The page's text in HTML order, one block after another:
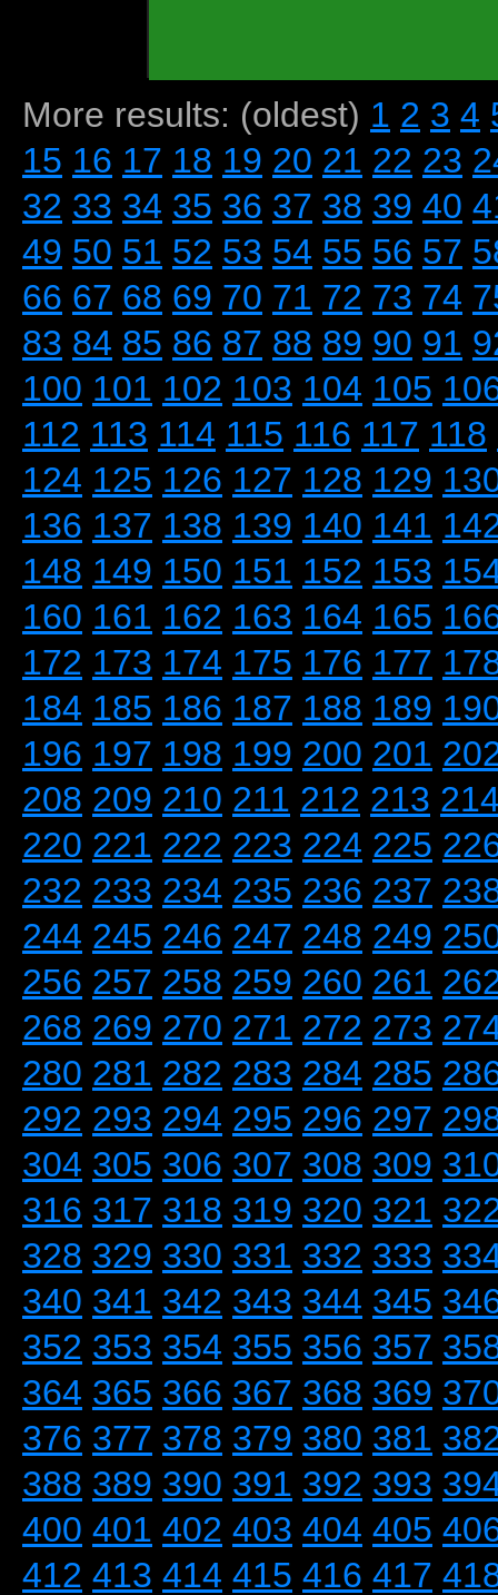
More results: (oldest) 1 2 3 4
15 16 17 18 19 20 21 22 23
32 33 34 35 36 37 38 39 40
49 50 51 52 53 54 55 56 57
66 67 68 69 70 71 72 73 74
83 84 85 86 87 88 89 90 91
100 101 102 103 104 105
112 113 114 115 116 117 118
124 125 126 127 128 129
136 137 138 139 140 141
148 149 150 151 152 153
160 161 162 163 164 165
172 173 174 175 176 177
184 185 186 187 188 189
196 197 198 199 200 201
208 209 210 211 212 213
220 221 222 223 224 225
232 233 234 235 236 237
244 245 246 247 248 249
256 257 258 259 260 261
268 269 270 271 272 273
280 281 282 283 284 285
292 293 294 295 296 297
304 305 306 307 308 309
316 317 318 319 320 321
328 329 330 331 332 333
340 341 342 343 344 345
352 353 354 355 356 357
364 365 366 367 368 369
376 377 378 379 380 381
388 389 390 391 392 393
400 401 402 403 404 405
412 413 414 415 416 417